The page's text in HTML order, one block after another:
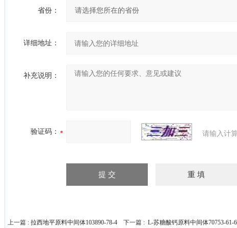
省份：
详细地址：
补充说明：
验证码： 请输入计
上一篇 : 拉西地平原料中间体103890-78-4 下一篇 : L-苏糖酸钙原料中间体70753-61-6